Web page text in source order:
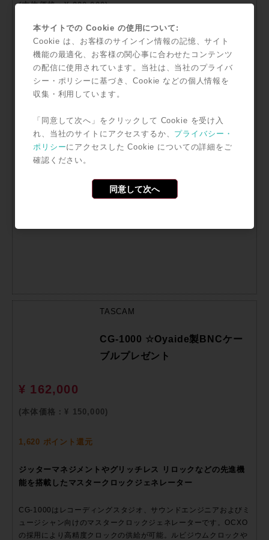
(本体価格：¥ 220,000)
3,564 ポイント還元
フレキシブルな高音質同期システムを構築可能なビデオシン
ク/マスタークロックジェネレーター
ロックジェネレーターです。ビデオ信号は、NTSC,PAL および HD
Tri-levelに対応、ワードクロックは AES 3/11 および S/P DIFに対
応し、フレキシブルな高音質同期システムを構築可能なビデオシン
TASCAM
CG-1000 ☆Oyaide製BNCケー
ブルプレゼント
¥ 162,000
(本体価格：¥ 150,000)
1,620 ポイント還元
ジッターマネジメントやグリッチレス リロックなどの先進機
能を搭載したマスタークロックジェネレーター
CG-1000はレコーディングスタジオ、サウンドエンジニアおよびミ
ュージシャン向けのマスタークロックジェネレーターです。OCXO
の採用により高精度クロックの供給が可能。ルビジウムクロックや
本サイトでの Cookie の使用について:
Cookie は、お客様のサインイン情報の記憶、サイト
機能の最適化、お客様の関心事に合わせたコンテンツ
の配信に使用されています。当社は、当社のプライバ
シー・ポリシーに基づき、Cookie などの個人情報を
収集・利用しています。
「同意して次へ」をクリックして Cookie を受け入
れ、当社のサイトにアクセスするか、 プライバシー・
ポリシーにアクセスした Cookie についての詳細をご
確認ください。
同意して次へ